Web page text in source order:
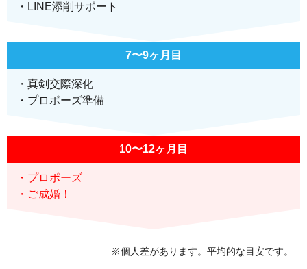
・LINE添削サポート
7〜9ヶ月目
・真剣交際深化
・プロポーズ準備
10〜12ヶ月目
・プロポーズ
・ご成婚！
※個人差があります。平均的な目安です。